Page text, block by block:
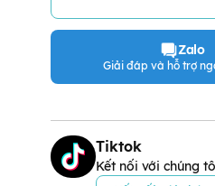
Zalo
Giải đáp và hỗ trợ
Tiktok
Kết nối với chúng